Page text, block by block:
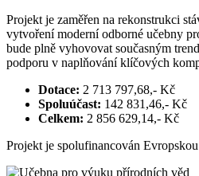
Projekt je zaměřen na rekonstrukci
vytvoření moderní odborné učebny
bude plně vyhovovat současným
podporu v naplňování klíčových
Dotace: 2 713 797,68,- Kč
Spoluúčast: 142 831,46,- Kč
Celkem: 2 856 629,14,- Kč
Projekt je spolufinancován